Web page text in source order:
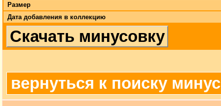
Размер
Дата добавления в коллекцию
Скачать минусовку
вернуться к поиску